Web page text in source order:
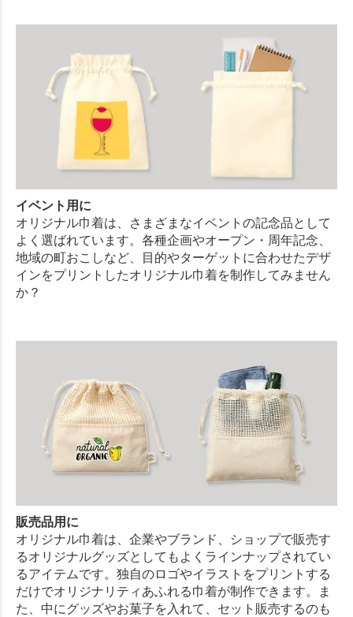
イベント用に
オリジナル巾着は、さまざまなイベントの記念品として
よく選ばれています。各種企画やオープン・周年記念、
地域の町おこしなど、目的やターゲットに合わせたデザ
インをプリントしたオリジナル巾着を制作してみません
か？
販売品用に
オリジナル巾着は、企業やブランド、ショップで販売す
るオリジナルグッズとしてもよくラインナップされてい
るアイテムです。独自のロゴやイラストをプリントする
だけでオリジナリティあふれる巾着が制作できます。ま
た、中にグッズやお菓子を入れて、セット販売するのも